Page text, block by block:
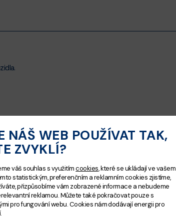
NÁŠ WEB POUŽÍVAT TAK,
ZVYKLÍ?
váš souhlas s využitímcookies, které se ukládají ve vašem
statistickým, preferenčním a reklamním cookies zjistíme,
přizpůsobíme vám zobrazené informace a nebudeme
reklamou. Můžete také pokračovat pouze s
pro fungování webu. Cookies nám dodávají energii pro